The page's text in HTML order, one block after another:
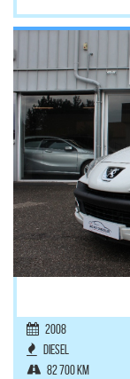
2008
Diesel
82 700 km